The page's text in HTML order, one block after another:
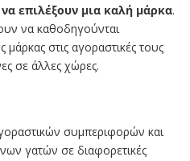
επιλέξουν μια καλή μάρκα.
να καθοδηγούνται
στις αγοραστικές τους
σε άλλες χώρες.
συμπεριφορών και
γατών σε διαφορετικές